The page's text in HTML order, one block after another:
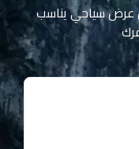
عرض سياحي يناسب